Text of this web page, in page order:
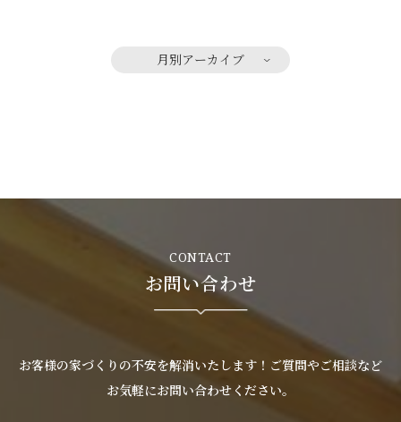
不動産情報
SDGs
月別アーカイブ
CONTACT
お問い合わせ
お客様の家づくりの不安を解消いたします！ご質問やご相談など
お気軽にお問い合わせください。